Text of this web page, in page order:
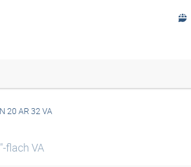
20 AR 32 VA
flach VA